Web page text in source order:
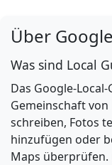
Über
Was sind Local
Das Google-
Gemeinschaft
schreiben, Fotos
hinzufügen oder
Maps überprüfen.